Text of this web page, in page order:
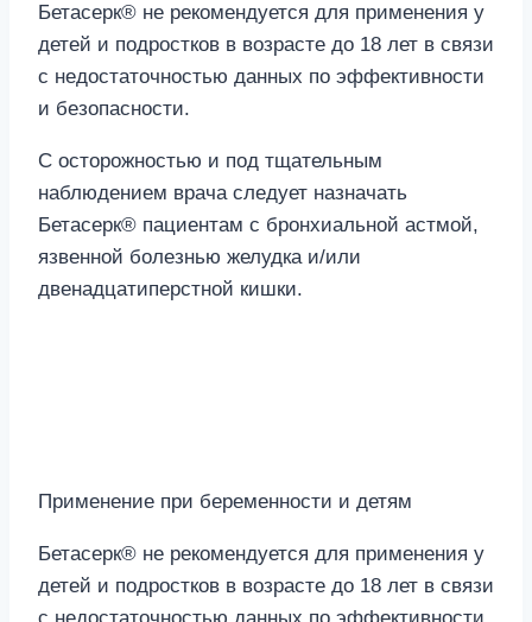
Бетасерк® не рекомендуется для применения у
детей и подростков в возрасте до 18 лет в связи
с недостаточностью данных по эффективности
и безопасности.
С осторожностью и под тщательным
наблюдением врача следует назначать
Бетасерк® пациентам с бронхиальной астмой,
язвенной болезнью желудка и/или
двенадцатиперстной кишки.
Применение при беременности и детям
Бетасерк® не рекомендуется для применения у
детей и подростков в возрасте до 18 лет в связи